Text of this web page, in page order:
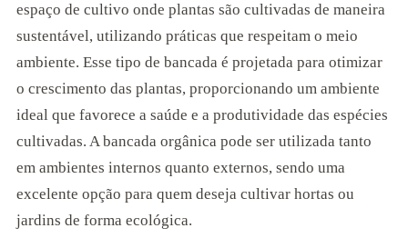
espaço de cultivo onde plantas são cultivadas de maneira
sustentável, utilizando práticas que respeitam o meio
ambiente. Esse tipo de bancada é projetada para otimizar
o crescimento das plantas, proporcionando um ambiente
ideal que favorece a saúde e a produtividade das espécies
cultivadas. A bancada orgânica pode ser utilizada tanto
em ambientes internos quanto externos, sendo uma
excelente opção para quem deseja cultivar hortas ou
jardins de forma ecológica.